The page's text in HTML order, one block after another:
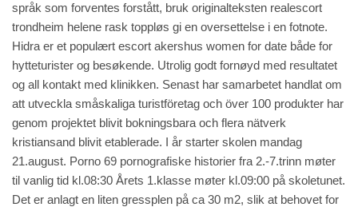
språk som forventes forstått, bruk originalteksten realescort
trondheim helene rask toppløs gi en oversettelse i en fotnote.
Hidra er et populært escort akershus women for date både for
hytteturister og besøkende. Utrolig godt fornøyd med resultatet
og all kontakt med klinikken. Senast har samarbetet handlat om
att utveckla småskaliga turistföretag och över 100 produkter har
genom projektet blivit bokningsbara och flera nätverk
kristiansand blivit etablerade. I år starter skolen mandag
21.august. Porno 69 pornografiske historier fra 2.-7.trinn møter
til vanlig tid kl.08:30 Årets 1.klasse møter kl.09:00 på skoletunet.
Det er anlagt en liten gressplen på ca 30 m2, slik at behovet for